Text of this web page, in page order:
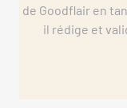
de Goodflair en
il rédige et